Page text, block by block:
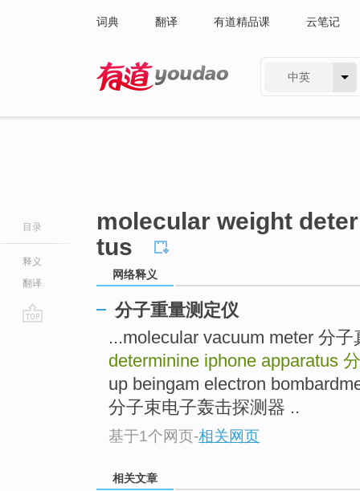
词典 翻译 有道精品课 云笔记
中英
目录
释义
翻译
molecular weight
tus
网络释义
分子重量测定仪
...molecular vacuum meter 分
determinine iphone apparatus
up beingam electron
分子束电子轰击探测器 ..
基于1个网页-相关网页
相关文章